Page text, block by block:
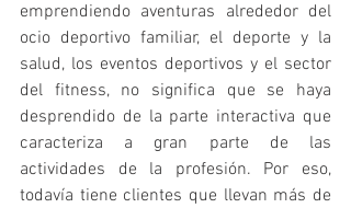
emprendiendo aventuras alrededor del
ocio deportivo familiar, el deporte y la
salud, los eventos deportivos y el sector
del fitness, no significa que se haya
desprendido de la parte interactiva que
caracteriza a gran parte de las
actividades de la profesión. Por eso,
todavía tiene clientes que llevan más de